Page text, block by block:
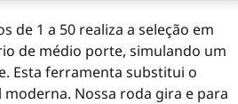
de 1 a 50 realiza a seleção em
de médio porte, simulando um
Esta ferramenta substitui o
Nossa roda gira e para